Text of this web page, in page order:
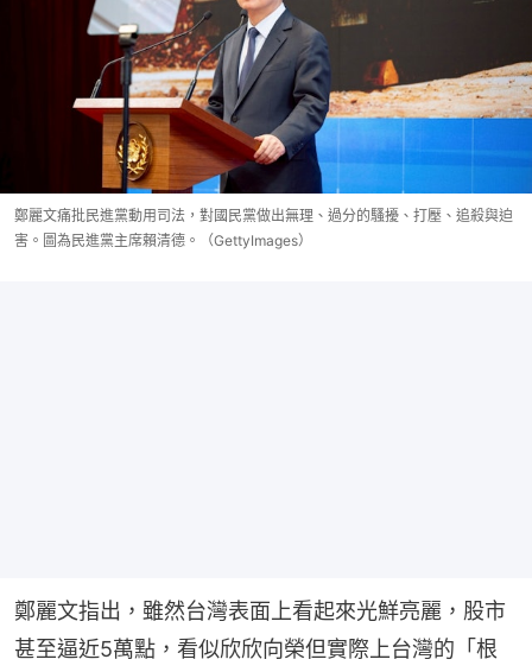
鄭麗文痛批民進黨動用司法，對國民黨做出無理、過分的騷擾、打壓、追殺與迫
害。圖為民進黨主席賴清德。（GettyImages）
鄭麗文指出，雖然台灣表面上看起來光鮮亮麗，股市
甚至逼近5萬點，看似欣欣向榮但實際上台灣的「根